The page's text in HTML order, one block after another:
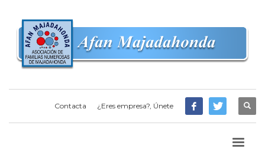
Contacta ¿Eres empresa?, Únete